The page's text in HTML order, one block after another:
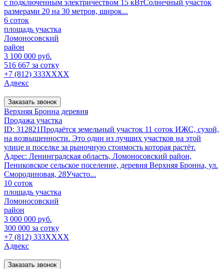
с пoдключeнным элeктpичeством 15 кBтCолнечный участок
paзмерaми 20 нa 30 метров, широк...
6 соток
площадь участка
Ломоносовский
район
3 100 000 руб.
516 667 за сотку
+7 (812) 333XXXX
Адвекс
Заказать звонок
Верхняя Бронна деревня
Продажа участка
ID: 312821Продаётся земельный участок 11 соток ИЖС, сухой,
на возвышенности. Это один из лучших участков на этой
улице и поселке за рыночную стоимость которая растёт.
Адрес: Ленинградская область, Ломоносовский район,
Пениковское сельское поселение, деревня Верхняя Бронна, ул.
Смородиновая, 28Участо...
10 соток
площадь участка
Ломоносовский
район
3 000 000 руб.
300 000 за сотку
+7 (812) 333XXXX
Адвекс
Заказать звонок